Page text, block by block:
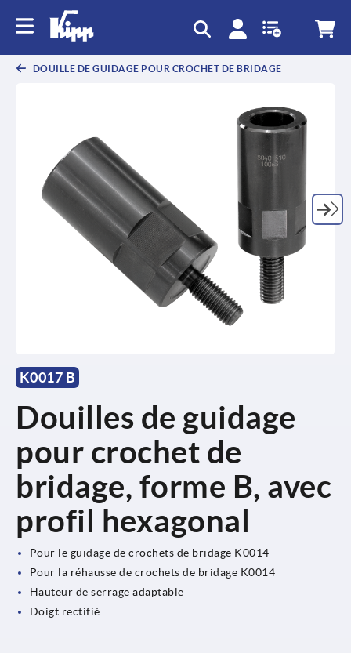
DOUILLE DE GUIDAGE POUR CROCHET DE BRIDAGE
K0017 B
Douilles de guidage
pour crochet de
bridage, forme B, avec
profil hexagonal
Pour le guidage de crochets de bridage K0014
Pour la réhausse de crochets de bridage K0014
Hauteur de serrage adaptable
Doigt rectifié